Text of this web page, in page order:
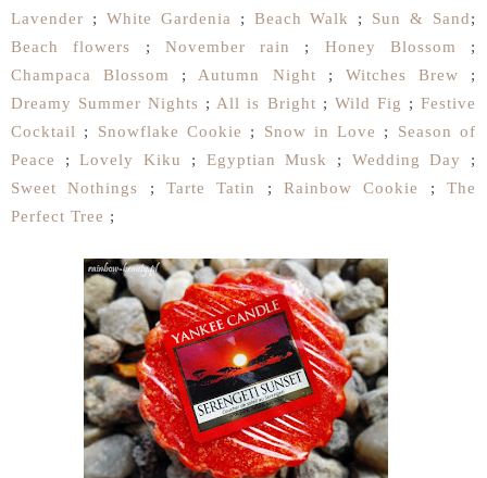
Lavender ; White Gardenia ; Beach Walk ; Sun & Sand;
Beach flowers ; November rain ; Honey Blossom
;
Champaca Blossom
; Autumn Night ; Witches Brew ;
Dreamy Summer Nights ; All is Bright ; Wild Fig ;Festive
Cocktail ; Snowflake Cookie ; Snow in Love ; Season of
Peace
;Lovely Kiku ; Egyptian Musk ; Wedding Day
;
Sweet Nothings ;Tarte Tatin ;Rainbow Cookie ;The
Perfect Tree ;